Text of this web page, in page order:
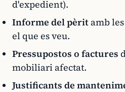
d'expedient).
Informe del pèritamb
el que es veu.
Pressupostos o factures
mobiliari afectat.
Justificants de